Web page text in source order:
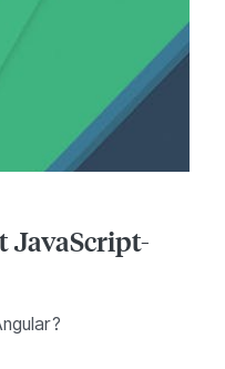
JavaScript-